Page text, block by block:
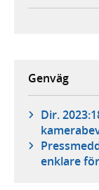
Genväg
Dir.
enklare